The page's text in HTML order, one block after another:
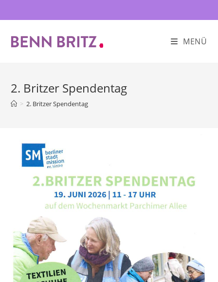
Inhalt
MENÜ
2. Britzer Spendentag
> 2. Britzer Spendentag